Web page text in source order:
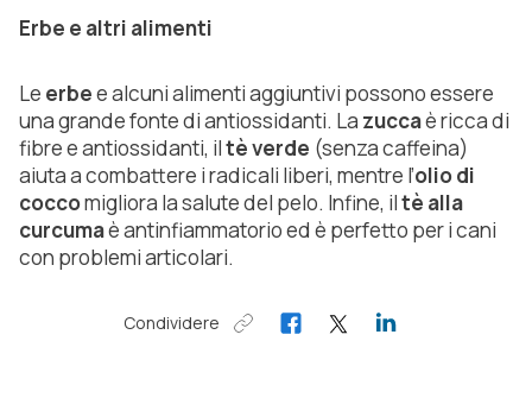
Erbe e altri alimenti
Le erbee alcuni alimenti aggiuntivi possono essere
una grande fonte di antiossidanti. La zuccaè ricca di
fibre e antiossidanti, iltè verde (senza caffeina)
aiuta a combattere i radicali liberi, mentre l’olio di
coccomigliora la salute del pelo. Infine, iltè alla
curcumaè antinfiammatorio ed è perfetto per i cani
con problemi articolari.
Condividere